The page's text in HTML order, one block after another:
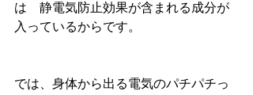
は　静電気防止効果が含まれる成分が
入っているからです。
では、身体から出る電気のパチパチっ